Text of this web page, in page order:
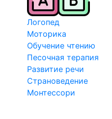
Логопед
Моторика
Обучение чтению
Песочная терапия
Развитие речи
Страноведение
Монтессори